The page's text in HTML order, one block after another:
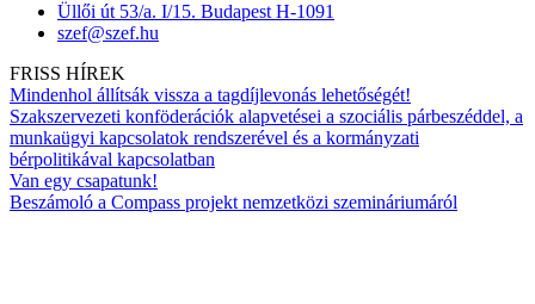
Üllői út 53/a. I/15. Budapest H-1091
szef@szef.hu
FRISS HÍREK
Mindenhol állítsák vissza a tagdíjlevonás lehetőségét!
Szakszervezeti konföderációk alapvetései a szociális párbeszéddel, a
munkaügyi kapcsolatok rendszerével és a kormányzati
bérpolitikával kapcsolatban
Van egy csapatunk!
Beszámoló a Compass projekt nemzetközi szemináriumáról